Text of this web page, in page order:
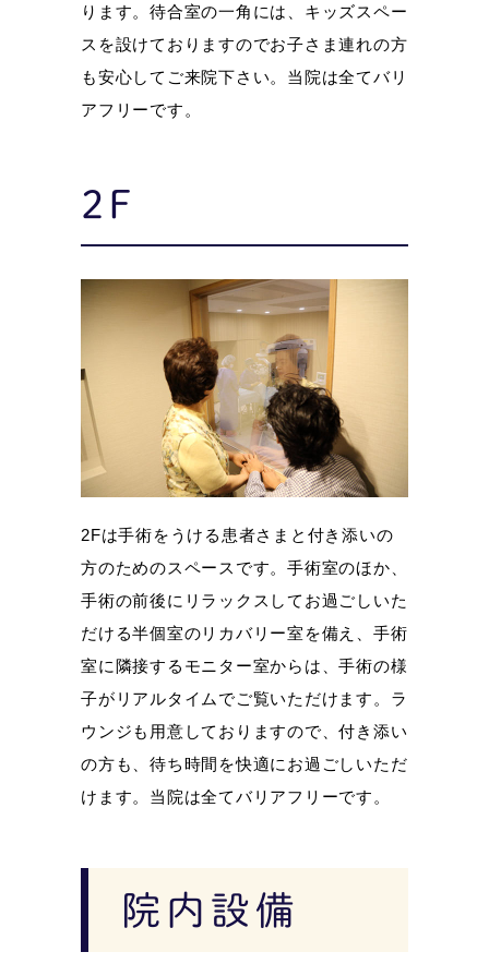
ります。待合室の一角には、キッズスペー
スを設けておりますのでお子さま連れの方
も安心してご来院下さい。当院は全てバリ
アフリーです。
2F
2Fは手術をうける患者さまと付き添いの
方のためのスペースです。手術室のほか、
手術の前後にリラックスしてお過ごしいた
だける半個室のリカバリー室を備え、手術
室に隣接するモニター室からは、手術の様
子がリアルタイムでご覧いただけます。ラ
ウンジも用意しておりますので、付き添い
の方も、待ち時間を快適にお過ごしいただ
けます。当院は全てバリアフリーです。
院内設備